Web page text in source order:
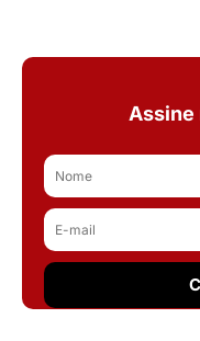
Assine